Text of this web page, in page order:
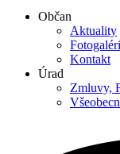
Občan
Aktuality
Kontakt
Úrad
Zmluvy,